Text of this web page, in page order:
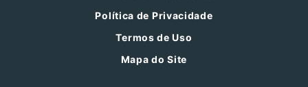
Política de Privacidade
Termos de Uso
Mapa do Site